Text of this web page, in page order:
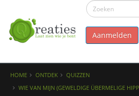
Aanmelden
HOME ONTDEK
QUIZZEN
WIE VAN MIJN (GEWELDIGE ÜBERMELIGE